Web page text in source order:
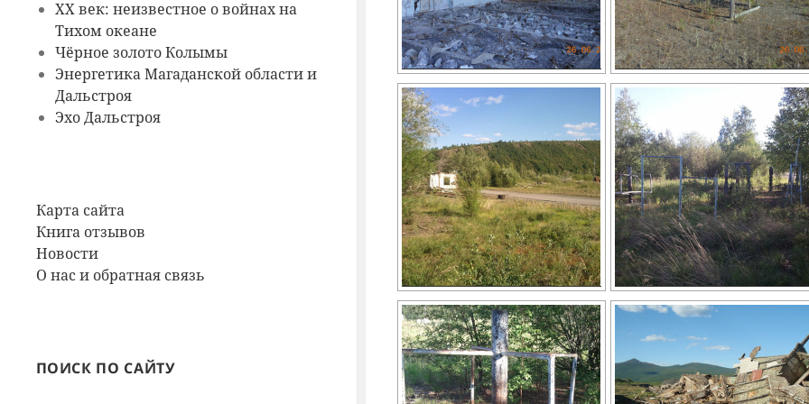
ХХ век: неизвестное о войнах на
Тихом океане
Чёрное золото Колымы
Энергетика Магаданской области и
Дальстроя
Эхо Дальстроя
Карта сайта
Книга отзывов
Новости
О нас и обратная связь
ПОИСК ПО САЙТУ